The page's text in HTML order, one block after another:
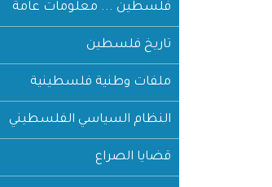
فلسطين ... معلومات عامة
تاريخ فلسطين
ملفات وطنية فلسطينية
النظام السياسي الفلسطيني
قضايا الصراع